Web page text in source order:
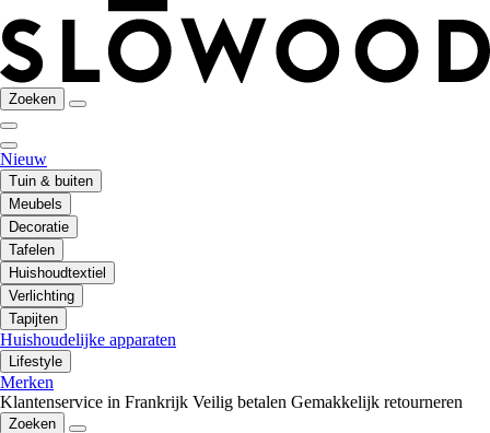
Zoeken
Nieuw
Tuin & buiten
Meubels
Decoratie
Tafelen
Huishoudtextiel
Verlichting
Tapijten
Huishoudelijke apparaten
Lifestyle
Merken
Klantenservice in Frankrijk Veilig betalen Gemakkelijk retourneren
Zoeken